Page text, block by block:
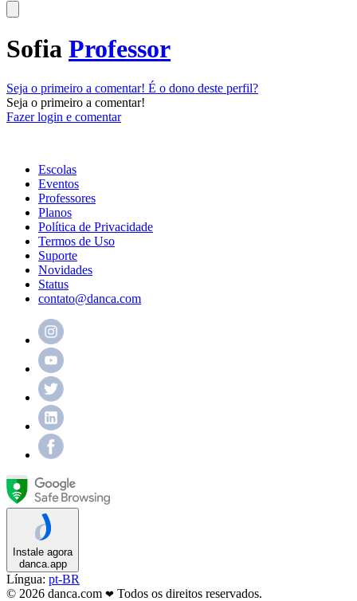
Sofia Professor
Seja o primeiro a comentar! É o dono deste perfil?
Seja o primeiro a comentar!
Fazer login e comentar
Escolas
Eventos
Professores
Planos
Política de Privacidade
Termos de Uso
Suporte
Novidades
Status
contato@danca.com
Instale agora
danca.app
Língua: pt-BR
© 2026 danca.com ❤ Todos os direitos reservados.